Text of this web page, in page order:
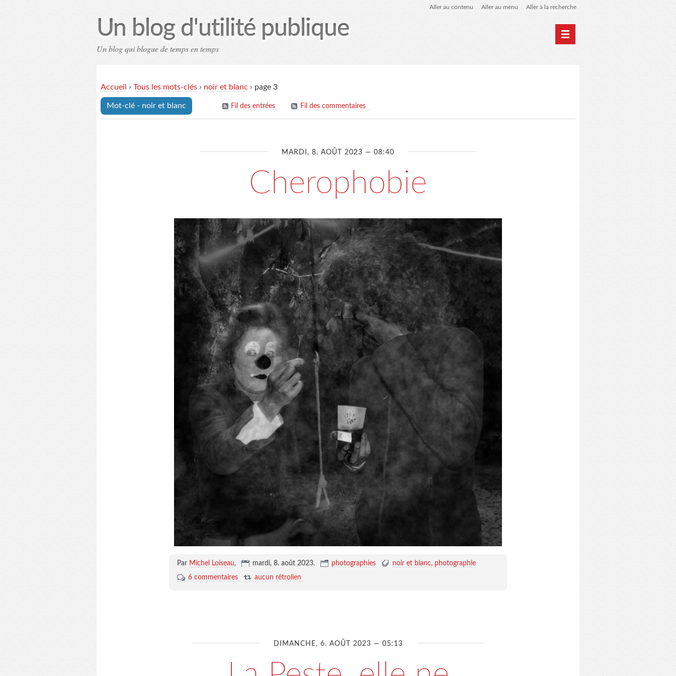
Aller au contenu Aller au menu Aller à la recherche
Un blog d'utilité publique
Un blog qui blogue de temps en temps
Accueil
› Tous les mots-clés › noir et blanc › page 3
Mot-clé - noir et blanc Fil des entrées Fil des commentaires
MARDI, 8. AOÛT 2023 — 08:40
Cherophobie
Par Michel Loiseau, mardi, 8. août 2023. photographies noir et blanc photographie
6 commentaires
aucun rétrolien
DIMANCHE, 6. AOÛT 2023 — 05:13